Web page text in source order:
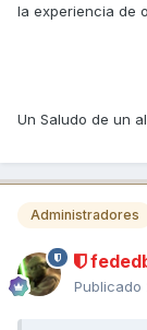
la experiencia de
Un Saludo de un
Administradores
Publicado